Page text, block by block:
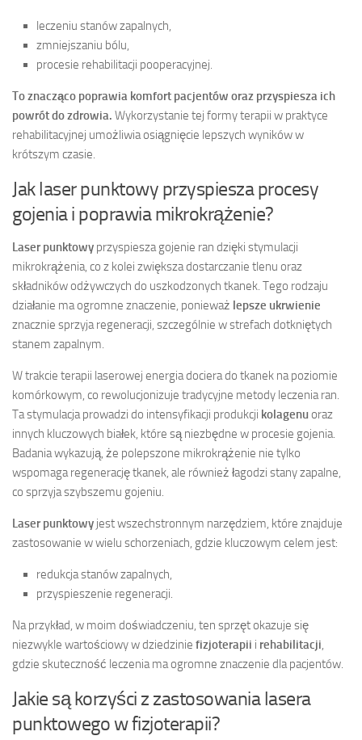
leczeniu stanów zapalnych,
zmniejszaniu bólu,
procesie rehabilitacji pooperacyjnej.
To znacząco poprawia komfort pacjentów oraz przyspiesza ich
powrót do zdrowia. Wykorzystanie tej formy terapii w praktyce
rehabilitacyjnej umożliwia osiągnięcie lepszych wyników w
krótszym czasie.
Jak laser punktowy przyspiesza procesy
gojenia i poprawia mikrokrążenie?
Laser punktowy przyspiesza gojenie ran dzięki stymulacji
mikrokrążenia, co z kolei zwiększa dostarczanie tlenu oraz
składników odżywczych do uszkodzonych tkanek. Tego rodzaju
działanie ma ogromne znaczenie, ponieważ lepsze ukrwienie
znacznie sprzyja regeneracji, szczególnie w strefach dotkniętych
stanem zapalnym.
W trakcie terapii laserowej energia dociera do tkanek na poziomie
komórkowym, co rewolucjonizuje tradycyjne metody leczenia ran.
Ta stymulacja prowadzi do intensyfikacji produkcji kolagenuoraz
innych kluczowych białek, które są niezbędne w procesie gojenia.
Badania wykazują, że polepszone mikrokrążenie nie tylko
wspomaga regenerację tkanek, ale również łagodzi stany zapalne,
co sprzyja szybszemu gojeniu.
Laser punktowy jest wszechstronnym narzędziem, które znajduje
zastosowanie w wielu schorzeniach, gdzie kluczowym celem jest:
redukcja stanów zapalnych,
przyspieszenie regeneracji.
Na przykład, w moim doświadczeniu, ten sprzęt okazuje się
niezwykle wartościowy w dziedzinie fizjoterapii i rehabilitacji,
gdzie skuteczność leczenia ma ogromne znaczenie dla pacjentów.
Jakie są korzyści z zastosowania lasera
punktowego w fizjoterapii?